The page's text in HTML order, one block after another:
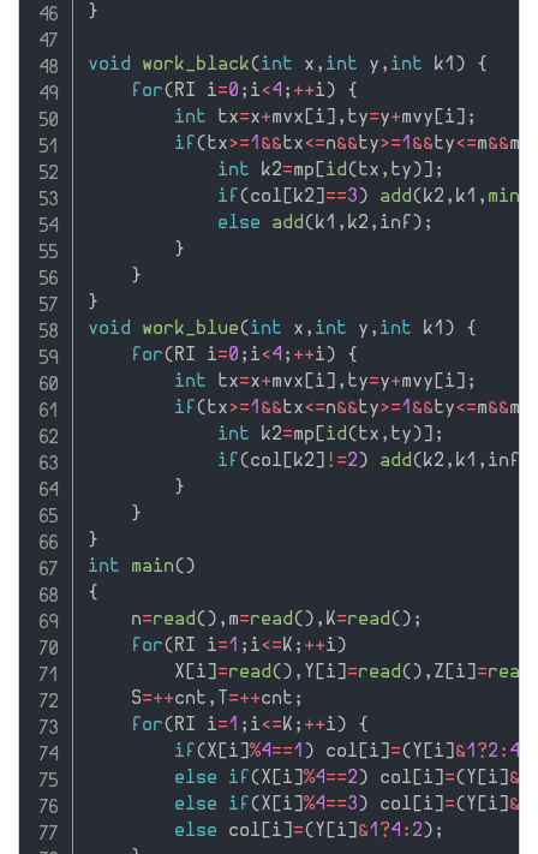
}
void work_black(int x , int y , int k1 )
{
for(RI i=0 ; i<4 ; ++i)
{
int tx=x+mvx [i] , ty=y+mvy [i] ;
if (tx>=1 &&tx<=n&&ty>=1 &&ty<=m&&mp
int k2=mp [id(tx , ty)] ;
if (col [k2] ==3) add(k2 , k1 , min
else
add(k1 , k2 , inf ) ;
}
}
}
void
work_blue(int x , int y , int k1 )
{
for(RI i=0 ; i<4 ; ++i)
{
int tx=x+mvx [i] , ty=y+mvy [i] ;
if (tx>=1 &&tx<=n&&ty>=1 &&ty<=m&&mp
int k2=mp [id(tx , ty)] ;
if (col [k2] !=2) add(k2 , k1 , inf
}
}
}
int
main()
{
    n
=read() , m=read() , K=read() ;
for(RI i=1 ; i<=K ; ++i)
        X
[i] =read() , Y [i] =read() , Z [i] =read
    S
=++cnt , T =++cnt ;
for(RI i=1 ; i<=K ; ++i)
{
if (X [i] %4==1 ) col [i] =( Y [i] &1 ?2 : 4
else
if (X [i] %4==2) col [i] =( Y [i] &
else
if (X [i] %4==3) col [i] =( Y [i] &
else col [i] =( Y [i] &1 ?4 : 2) ;